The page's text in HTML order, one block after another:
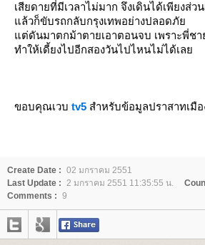
เสียดายที่มีเวลาไม่มาก จึงเดินได้เพียงส่ว
ล้วก็ขับรถกลับกรุงเทพอย่างปลอดภั
ต่ดันมาตกม้าตายเอาตอนจบ เพราะพี่ชา
ทำให้เดี้ยงไปอีกสองวันไปไหนไม่ได้เล
ขอบคุณเวบ tv5 สำหรับข้อมูลปราสาทเมือ
Create Date : 02 มกราคม 2551
Last Update : 2 มกราคม 2551 11:35:55 น.
Comments : 9